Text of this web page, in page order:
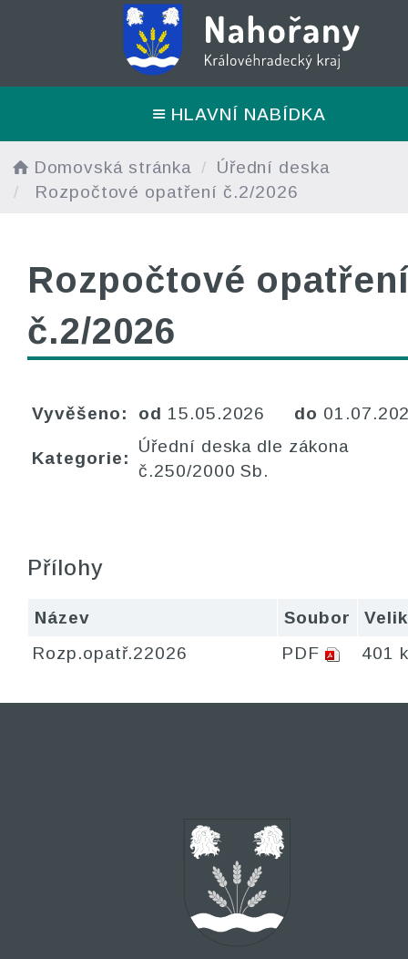
HLAVNÍ NABÍDKA
Domovská stránka
Úřední deska
Rozpočtové opatření č.2/2026
Rozpočtové
č.2/2026
Vyvěšeno: od 15.05.2026 do
Kategorie:
Úřední deska dle zákona
č.250/2000 Sb.
Přílohy
Název Soubor
Rozp.opatř.22026
PDF 401